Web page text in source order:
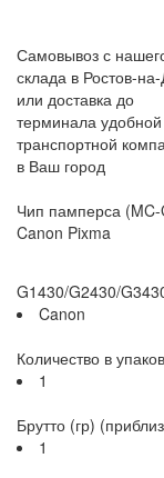
Самовывоз с
склада в Ростов-
или доставка до
терминала удобной
транспортной
в Ваш город
Чип памперса (MC-
Canon Pixma
G1430/G2430/
Canon
Количество в
1
Брутто (гр)
1